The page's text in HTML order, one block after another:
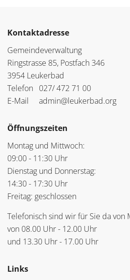
Kontaktadresse
Gemeindeverwaltung
Ringstrasse 85, Postfach 346
3954 Leukerbad
Telefon 027/ 472 71 00
E-Mail
admin@leukerbad.org
Öffnungszeiten
Montag und Mittwoch:
09:00 - 11:30 Uhr
Dienstag und Donnerstag:
14:30 - 17:30 Uhr
Freitag: geschlossen
Telefonisch sind wir für Sie da von
von 08.00 Uhr - 12.00 Uhr
und 13.30 Uhr - 17.00 Uhr
Links